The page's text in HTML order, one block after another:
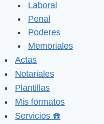
Laboral
Penal
Poderes
Memoriales
Actas
Notariales
Plantillas
Mis formatos
Servicios ☎️